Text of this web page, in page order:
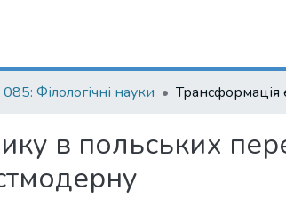
085: Філологічні науки
в польських